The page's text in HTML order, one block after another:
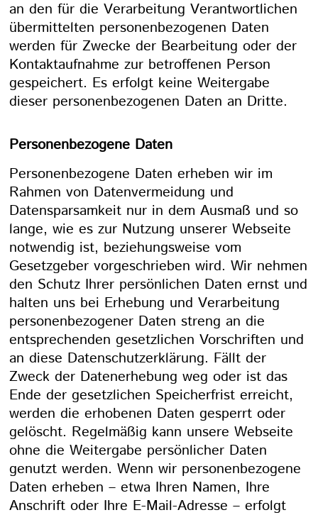
an den für die Verarbeitung Verantwortlichen
übermittelten personenbezogenen Daten
werden für Zwecke der Bearbeitung oder der
Kontaktaufnahme zur betroffenen Person
gespeichert. Es erfolgt keine Weitergabe
dieser personenbezogenen Daten an Dritte.
Personenbezogene Daten
Personenbezogene Daten erheben wir im
Rahmen von Datenvermeidung und
Datensparsamkeit nur in dem Ausmaß und so
lange, wie es zur Nutzung unserer Webseite
notwendig ist, beziehungsweise vom
Gesetzgeber vorgeschrieben wird. Wir nehmen
den Schutz Ihrer persönlichen Daten ernst und
halten uns bei Erhebung und Verarbeitung
personenbezogener Daten streng an die
entsprechenden gesetzlichen Vorschriften und
an diese Datenschutzerklärung. Fällt der
Zweck der Datenerhebung weg oder ist das
Ende der gesetzlichen Speicherfrist erreicht,
werden die erhobenen Daten gesperrt oder
gelöscht. Regelmäßig kann unsere Webseite
ohne die Weitergabe persönlicher Daten
genutzt werden. Wenn wir personenbezogene
Daten erheben – etwa Ihren Namen, Ihre
Anschrift oder Ihre E-Mail-Adresse – erfolgt